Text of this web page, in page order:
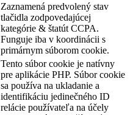
Zaznamená predvolený stav
tlačidla zodpovedajúcej
kategórie & štatút CCPA.
Funguje iba v koordinácii s
primárnym súborom cookie.
Tento súbor cookie je natívny
pre aplikácie PHP. Súbor cookie
sa používa na ukladanie a
identifikáciu jedinečného ID
relácie používateľa na účely